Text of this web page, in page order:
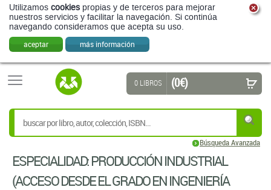
Utilizamos cookies propias y de terceros para mejorar
nuestros servicios y facilitar la navegación. Si continúa
navegando consideramos que acepta su uso.
aceptar más información
Búsqueda Avanzada
0 LIBROS (0 €)
ESPECIALIDAD: PRODUCCIÓN INDUSTRIAL
(ACCESO DESDE EL GRADO EN INGENIERÍA